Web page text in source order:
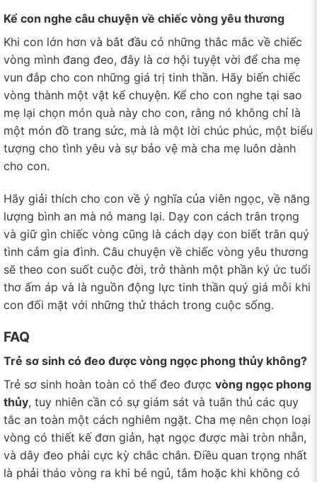
Kể con nghe câu chuyện về chiếc vòng yêu thương
Khi con lớn hơn và bắt đầu có những thắc mắc về chiếc
vòng mình đang đeo, đây là cơ hội tuyệt vời để cha mẹ
vun đắp cho con những giá trị tinh thần. Hãy biến chiếc
vòng thành một vật kể chuyện. Kể cho con nghe tại sao
mẹ lại chọn món quà này cho con, rằng nó không chỉ là
một món đồ trang sức, mà là một lời chúc phúc, một biểu
tượng cho tình yêu và sự bảo vệ mà cha mẹ luôn dành
cho con.
Hãy giải thích cho con về ý nghĩa của viên ngọc, về năng
lượng bình an mà nó mang lại. Dạy con cách trân trọng
và giữ gìn chiếc vòng cũng là cách dạy con biết trân quý
tình cảm gia đình. Câu chuyện về chiếc vòng yêu thương
sẽ theo con suốt cuộc đời, trở thành một phần ký ức tuổi
thơ ấm áp và là nguồn động lực tinh thần quý giá mỗi khi
con đối mặt với những thử thách trong cuộc sống.
FAQ
Trẻ sơ sinh có đeo được vòng ngọc phong thủy không?
Trẻ sơ sinh hoàn toàn có thể đeo được vòng ngọc phong
thủy, tuy nhiên cần có sự giám sát và tuân thủ các quy
tắc an toàn một cách nghiêm ngặt. Cha mẹ nên chọn loại
vòng có thiết kế đơn giản, hạt ngọc được mài tròn nhẵn,
và dây đeo phải cực kỳ chắc chắn. Điều quan trọng nhất
là phải tháo vòng ra khi bé ngủ, tắm hoặc khi không có